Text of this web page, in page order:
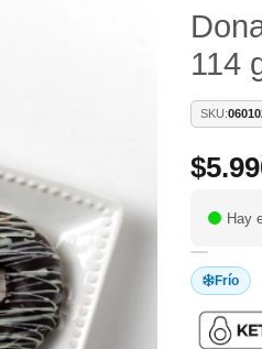
114
SKU:
$
Hay
Frío